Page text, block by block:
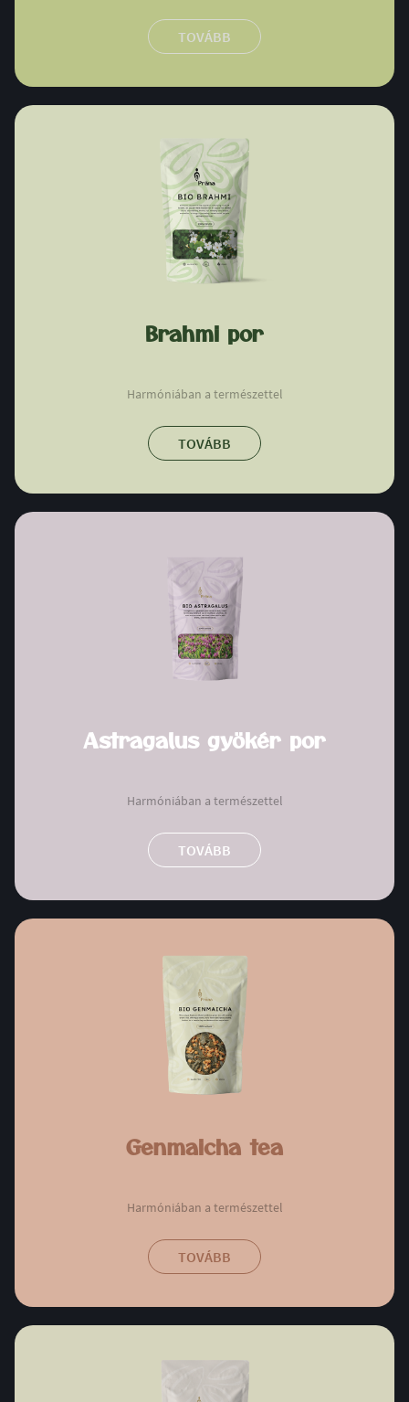
TOVÁBB
Brahmi por
Harmóniában a természettel
TOVÁBB
Astragalus gyökér por
Harmóniában a természettel
TOVÁBB
Genmaicha tea
Harmóniában a természettel
TOVÁBB